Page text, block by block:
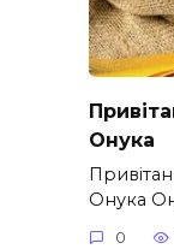
Онука
Онука
0